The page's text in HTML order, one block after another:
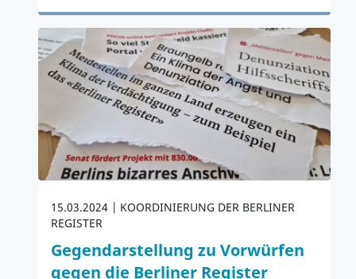
Zum Artikel
15.03.2024
KOORDINIERUNG DER BERLINER
REGISTER
Gegendarstellung zu Vorwürfen
gegen die Berliner Register